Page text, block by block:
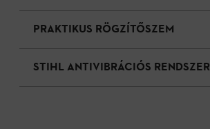
PRAKTIKUS RÖGZÍTŐSZEM
STIHL ANTIVIBRÁCIÓS RENDSZER